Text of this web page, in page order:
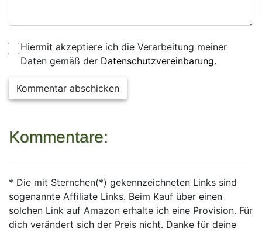
Hiermit akzeptiere ich die Verarbeitung meiner
Daten gemäß der Datenschutzvereinbarung.
Kommentar abschicken
Kommentare:
* Die mit Sternchen(*) gekennzeichneten Links sind
sogenannte Affiliate Links. Beim Kauf über einen
solchen Link auf Amazon erhalte ich eine Provision. Für
dich verändert sich der Preis nicht. Danke für deine